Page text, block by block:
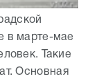
в марте-мае
Такие
Основная